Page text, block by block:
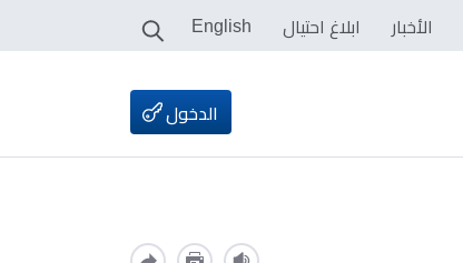
الأخبار ابلاغ احتيال English
الدخول